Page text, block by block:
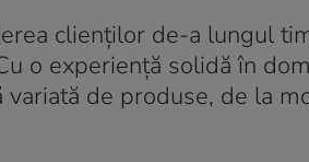
clienților de-a lungul
o experiență solidă în
de produse, de la